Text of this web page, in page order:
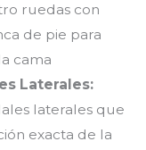
ruedas con
de pie para
cama
Laterales:
laterales que
exacta de la